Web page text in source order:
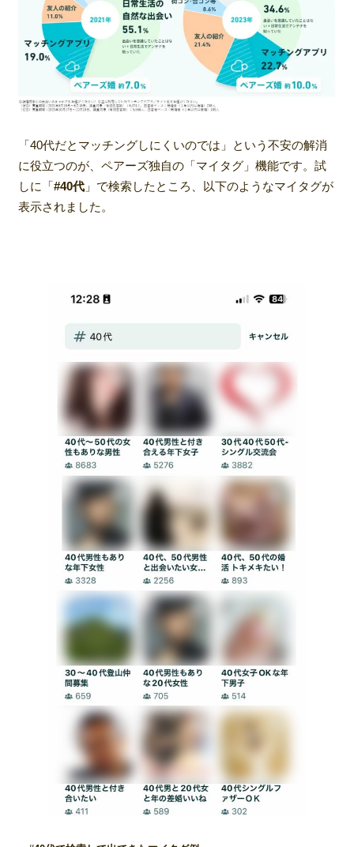
「40代だとマッチングしにくいのでは」という不安の解消
に役立つのが、ペアーズ独自の「マイタグ」機能です。試
しに「#40代 」で検索したところ、以下のようなマイタグが
表示されました。